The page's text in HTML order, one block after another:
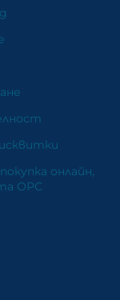
онлайн,
ОРС